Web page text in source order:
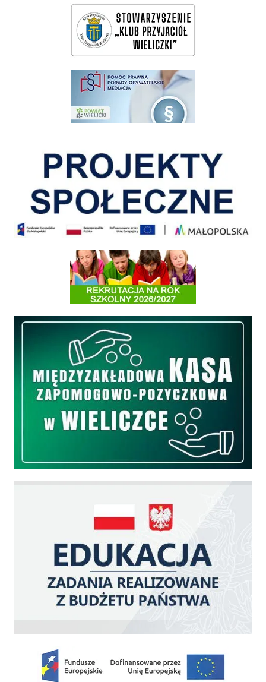
wieliczka-wieliczanie na bis
pomoc prawna wieliczka
Informacja o terminach rekrutacji na rok szkolny 2026/2027
Międzyzakładowa Kasa Zapomogowo - Pożyczkowa
Zakup fabrycznie nowego, średniego samochodu ratowniczo-gaśniczego z